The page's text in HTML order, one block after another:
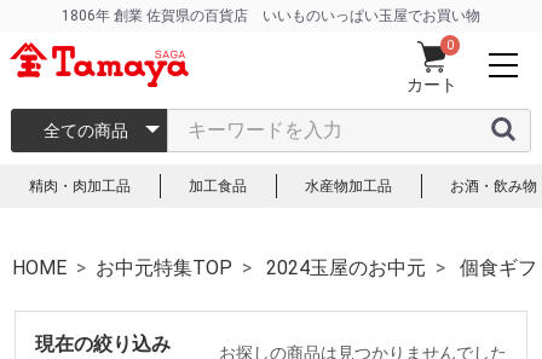
1806年 創業 佐賀県の百貨店 いいものいっぱい玉屋でお買い物
カート
0
全ての商品
精肉・肉加工品 加工食品 水産物加工品 お酒・飲み物
HOME お中元特集TOP 2024玉屋のお中元 個食ギフ
現在の絞り込み
お探しの商品は見つかりませんでした